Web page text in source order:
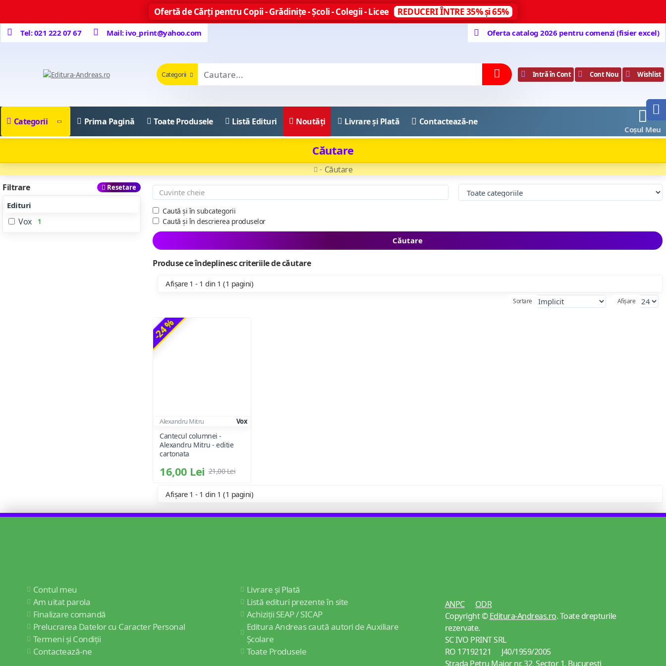
Ofertă de Cărți pentru Copii - Grădinițe - Școli - Colegii - Licee REDUCERI ÎNTRE 35% și 65%
Tel: 021 222 07 67 Mail: ivo_print@yahoo.com Oferta catalog 2026 pentru comenzi (fisier excel)
Categorii Intră în Cont Cont Nou Wishlist
Categorii Prima Pagină Toate Produsele Listă Edituri Noutăți Livrare și Plată Contactează-ne
Coșul Meu
Căutare
Căutare
Filtrare Resetare
Edituri
Vox 1
Caută și în subcategorii
Caută și în descrierea produselor
Căutare
Produse ce îndeplinesc criteriile de căutare
Afișare 1 - 1 din 1 (1 pagini)
Sortare Afișare
-24 %
Alexandru Mitru Vox
Cantecul columnei -
Alexandru Mitru - editie
cartonata
16,00 Lei 21,00 Lei
Afișare 1 - 1 din 1 (1 pagini)
Contul meu
Am uitat parola
Finalizare comandă
Prelucrarea Datelor cu Caracter Personal
Termeni și Condiții
Contactează-ne
Livrare și Plată
Listă edituri prezente în site
Achiziții SEAP / SICAP
Editura Andreas caută autori de Auxiliare
Școlare
Toate Produsele
ANPC
ODR
Copyright ©Editura-Andreas.ro. Toate drepturile
rezervate.
SC IVO PRINT SRL
RO 17192121 J40/1959/2005
Strada Petru Maior nr. 32, Sector 1, Bucuresti